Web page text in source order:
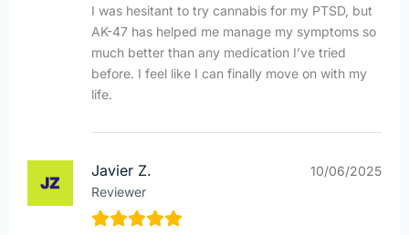
I was hesitant to try cannabis for my PTSD, but
AK-47 has helped me manage my symptoms so
much better than any medication I’ve tried
before. I feel like I can finally move on with my
life.
Javier Z.
Reviewer
10/06/2025